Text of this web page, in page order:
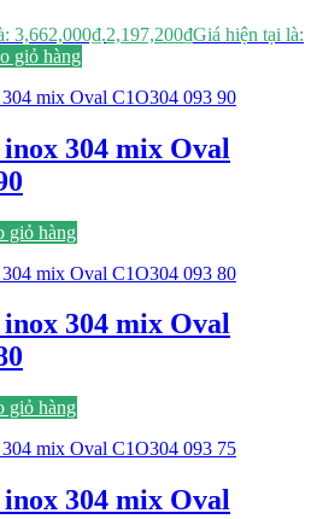
3,662,000₫.2,197,200₫Giá hiện tại là:
giỏ hàng
304 mix Oval
giỏ hàng
304 mix Oval
giỏ hàng
304 mix Oval